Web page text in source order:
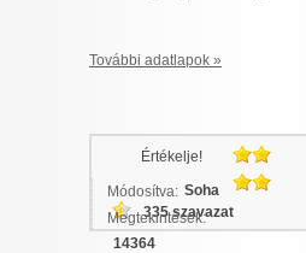
További adatlapok »
Értékelje!
335 szavazat
Módosítva: Soha
Megtekintések:
14364